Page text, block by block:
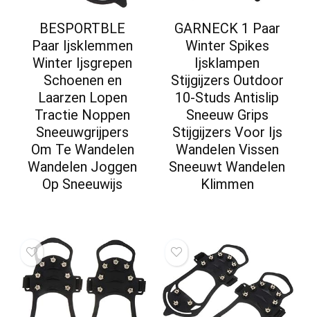
BESPORTBLE
Paar Ijsklemmen
Winter Ijsgrepen
Schoenen en
Laarzen Lopen
Tractie Noppen
Sneeuwgrijpers
Om Te Wandelen
Wandelen Joggen
Op Sneeuwijs
GARNECK 1 Paar
Winter Spikes
Ijsklampen
Stijgijzers Outdoor
10-Studs Antislip
Sneeuw Grips
Stijgijzers Voor Ijs
Wandelen Vissen
Sneeuwt Wandelen
Klimmen